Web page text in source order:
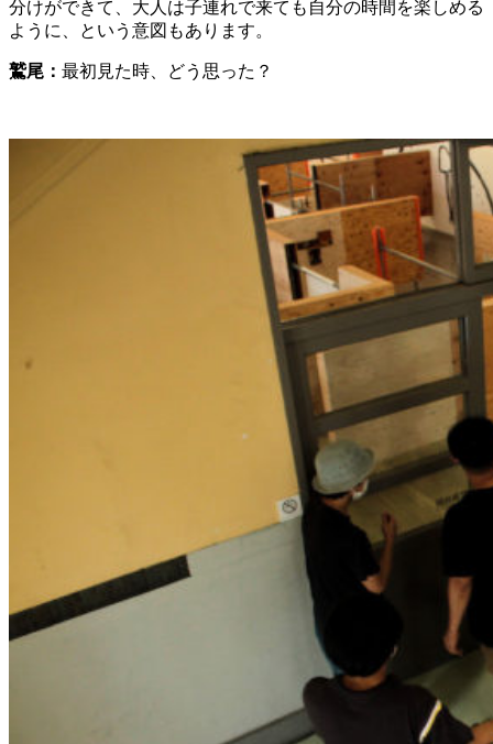
分けができて、大人は子連れで来ても自分の時間を楽しめる
ように、という意図もあります。
鷲尾： 最初見た時、どう思った？